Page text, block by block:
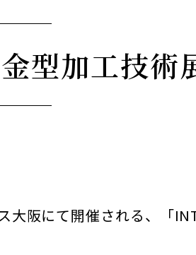
加工技術
阪にて開催される、「